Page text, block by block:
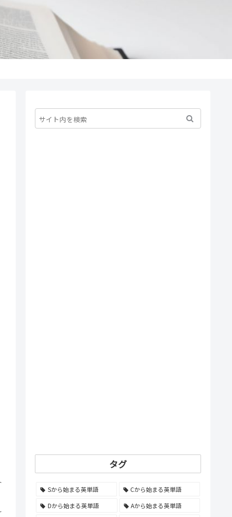
タグ
Sから始まる英単語
Cから始まる英単語
Dから始まる英単語
Aから始まる英単語